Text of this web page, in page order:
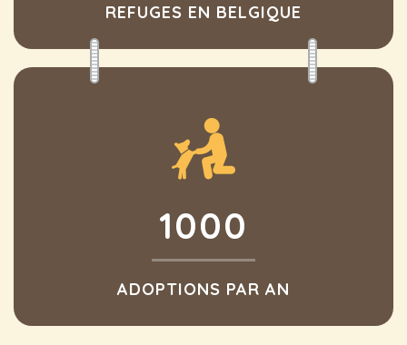
REFUGES EN BELGIQUE
1000
ADOPTIONS PAR AN